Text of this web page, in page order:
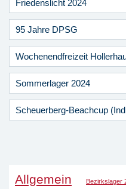
Friedenslicht 2024
95 Jahre DPSG
Wochenendfreizeit
Sommerlager 2024
Scheuerberg-Beachcup
Allgemein Bezirkslager